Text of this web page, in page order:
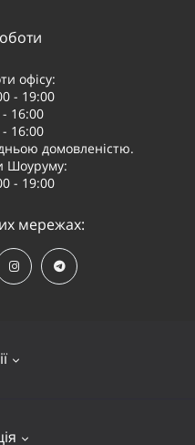
офісу:
- 19:00
16:00
16:00
домовленістю.
Шоуруму:
- 19:00
мережах: